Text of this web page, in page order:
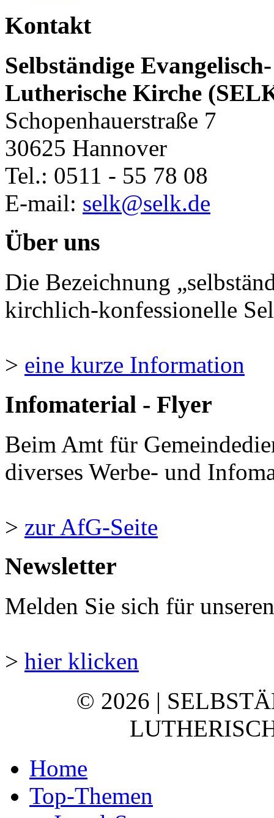
Kontakt
Selbständige Evangelisch-
Lutherische Kirche
Schopenhauerstraße 7
30625 Hannover
Tel.: 0511 - 55 78 08
E-mail: selk@selk.de
Über uns
Die Bezeichnung
kirchlich-konfessionelle
> eine kurze Information
Infomaterial - Flyer
Beim Amt für
diverses Werbe- und
> zur AfG-Seite
Newsletter
Melden Sie sich für
> hier klicken
© 2026 |
Home
Top-Themen